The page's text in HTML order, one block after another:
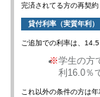
完済されてる方の再契約
貸付利率（実質年利）
ご追加での利率は、
※学生の方
利16.0％
これ以外の条件の方は年